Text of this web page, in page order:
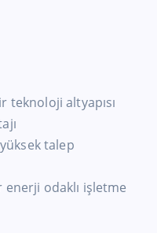
teknoloji altyapısı
talep
odaklı işletme